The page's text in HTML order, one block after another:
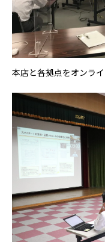
本店と各拠点をオンラ